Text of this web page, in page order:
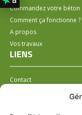
Commandez votre béton
Comment ça fonctionne ?
A propos
Vos travaux
LIENS
Contact